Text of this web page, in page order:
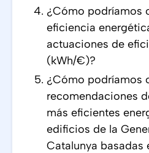
¿Cómo podríamos
eficiencia
actuaciones de
(kWh/€)?
¿Cómo podríamos
recomendaciones
más eficientes
edificios de la
Catalunya basadas